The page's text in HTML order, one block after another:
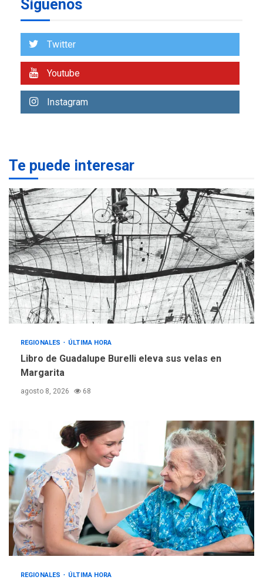
7
2
Margarita será sede de
para aprender a atender
adultos mayores
3
REGIONALES ÚLTIMA HORA
Mariño fortalece capacidad
operativa con flota
vehicular de 60 unidades
adquiridas en un año de
gestión
4
REGIONALES ÚLTIMA HORA
«Juan Bautista Arismendi» a
la altura de Macho Muerto
trabajan en diplomado para
creación y manejo de
estadísticas de turismo
Síguenos
Twitter
Youtube
Instagram
Te puede interesar
REGIONALES ÚLTIMA HORA
Libro de Guadalupe Burelli eleva sus velas en
Margarita
agosto 8, 2026 68
REGIONALES ÚLTIMA HORA